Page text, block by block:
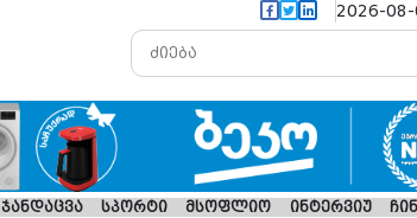
2026-08-
ჯანდაცვა სპორტი მსოფლიო ინტერვიუ